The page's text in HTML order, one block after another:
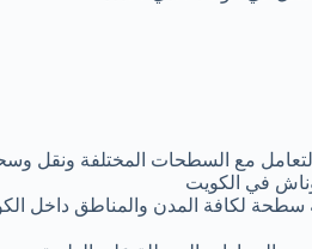
مع السطحات المختلفة ونقل
في الكويت
سطحة لكافة المدن والمناطق داخل